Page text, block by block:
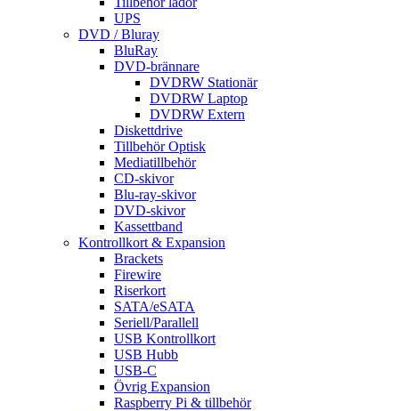
UPS
DVD / Bluray
BluRay
DVD-brännare
DVDRW Stationär
DVDRW Laptop
DVDRW Extern
Diskettdrive
Tillbehör Optisk
Mediatillbehör
CD-skivor
Blu-ray-skivor
DVD-skivor
Kassettband
Kontrollkort & Expansion
Brackets
Firewire
Riserkort
SATA/eSATA
Seriell/Parallell
USB Kontrollkort
USB Hubb
USB-C
Övrig Expansion
Raspberry Pi & tillbehör